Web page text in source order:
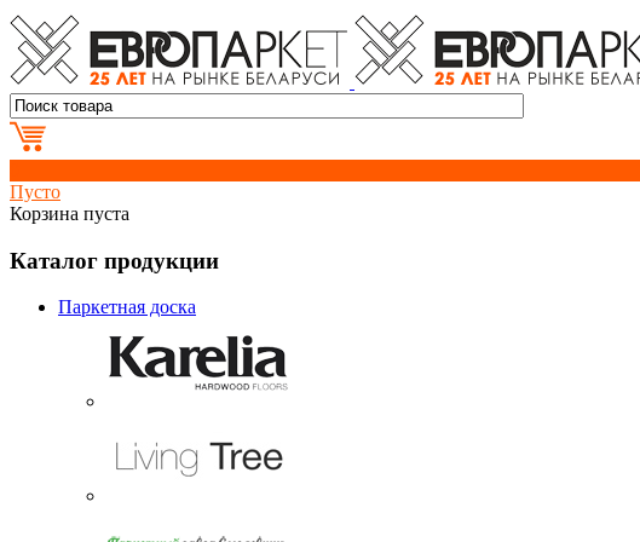
Пусто
Корзина пуста
Каталог продукции
Паркетная доска